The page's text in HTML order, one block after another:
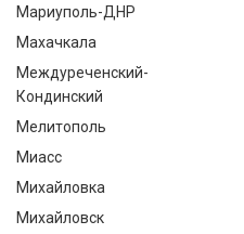
Мариуполь-ДНР
Махачкала
Междуреченский-
Кондинский
Мелитополь
Миасс
Михайловка
Михайловск